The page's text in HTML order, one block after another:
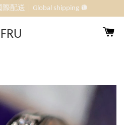
配送｜Global shipping 🪩
FRU